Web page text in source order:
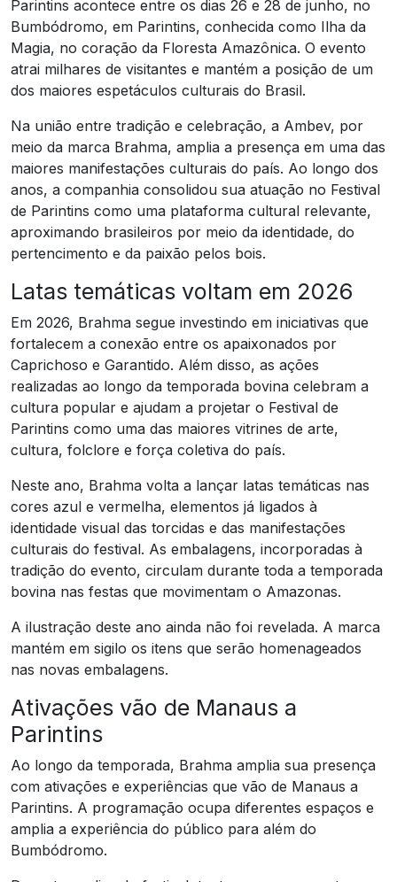
Parintins acontece entre os dias 26 e 28 de junho, no
Bumbódromo, em Parintins, conhecida como Ilha da
Magia, no coração da Floresta Amazônica. O evento
atrai milhares de visitantes e mantém a posição de um
dos maiores espetáculos culturais do Brasil.
Na união entre tradição e celebração, a Ambev, por
meio da marca Brahma, amplia a presença em uma das
maiores manifestações culturais do país. Ao longo dos
anos, a companhia consolidou sua atuação no Festival
de Parintins como uma plataforma cultural relevante,
aproximando brasileiros por meio da identidade, do
pertencimento e da paixão pelos bois.
Latas temáticas voltam em 2026
Em 2026, Brahma segue investindo em iniciativas que
fortalecem a conexão entre os apaixonados por
Caprichoso e Garantido. Além disso, as ações
realizadas ao longo da temporada bovina celebram a
cultura popular e ajudam a projetar o Festival de
Parintins como uma das maiores vitrines de arte,
cultura, folclore e força coletiva do país.
Neste ano, Brahma volta a lançar latas temáticas nas
cores azul e vermelha, elementos já ligados à
identidade visual das torcidas e das manifestações
culturais do festival. As embalagens, incorporadas à
tradição do evento, circulam durante toda a temporada
bovina nas festas que movimentam o Amazonas.
A ilustração deste ano ainda não foi revelada. A marca
mantém em sigilo os itens que serão homenageados
nas novas embalagens.
Ativações vão de Manaus a
Parintins
Ao longo da temporada, Brahma amplia sua presença
com ativações e experiências que vão de Manaus a
Parintins. A programação ocupa diferentes espaços e
amplia a experiência do público para além do
Bumbódromo.